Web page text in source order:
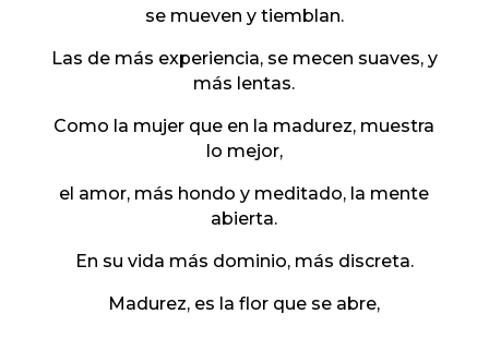
se mueven y tiemblan.
Las de más experiencia, se mecen suaves, y
más lentas.
Como la mujer que en la madurez, muestra
lo mejor,
el amor, más hondo y meditado, la mente
abierta.
En su vida más dominio, más discreta.
Madurez, es la flor que se abre,